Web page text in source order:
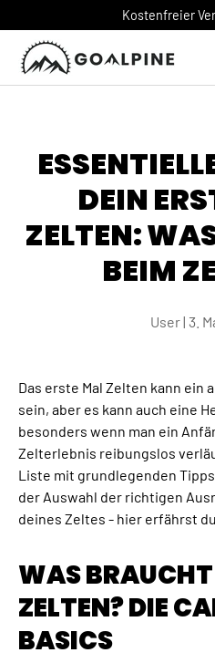
DIREKT ZUM INHALT
Kostenfreier
Suchen
DEIN
ZELTEN:
BEIM
User | 3.
Das erste Mal Zelten kann ein
sein, aber es kann auch eine
besonders wenn man ein
Zelterlebnis reibungslos
Liste mit grundlegenden
der Auswahl der richtigen
deines Zeltes - hier erfährst
WAS
ZELTEN? DIE
BASICS